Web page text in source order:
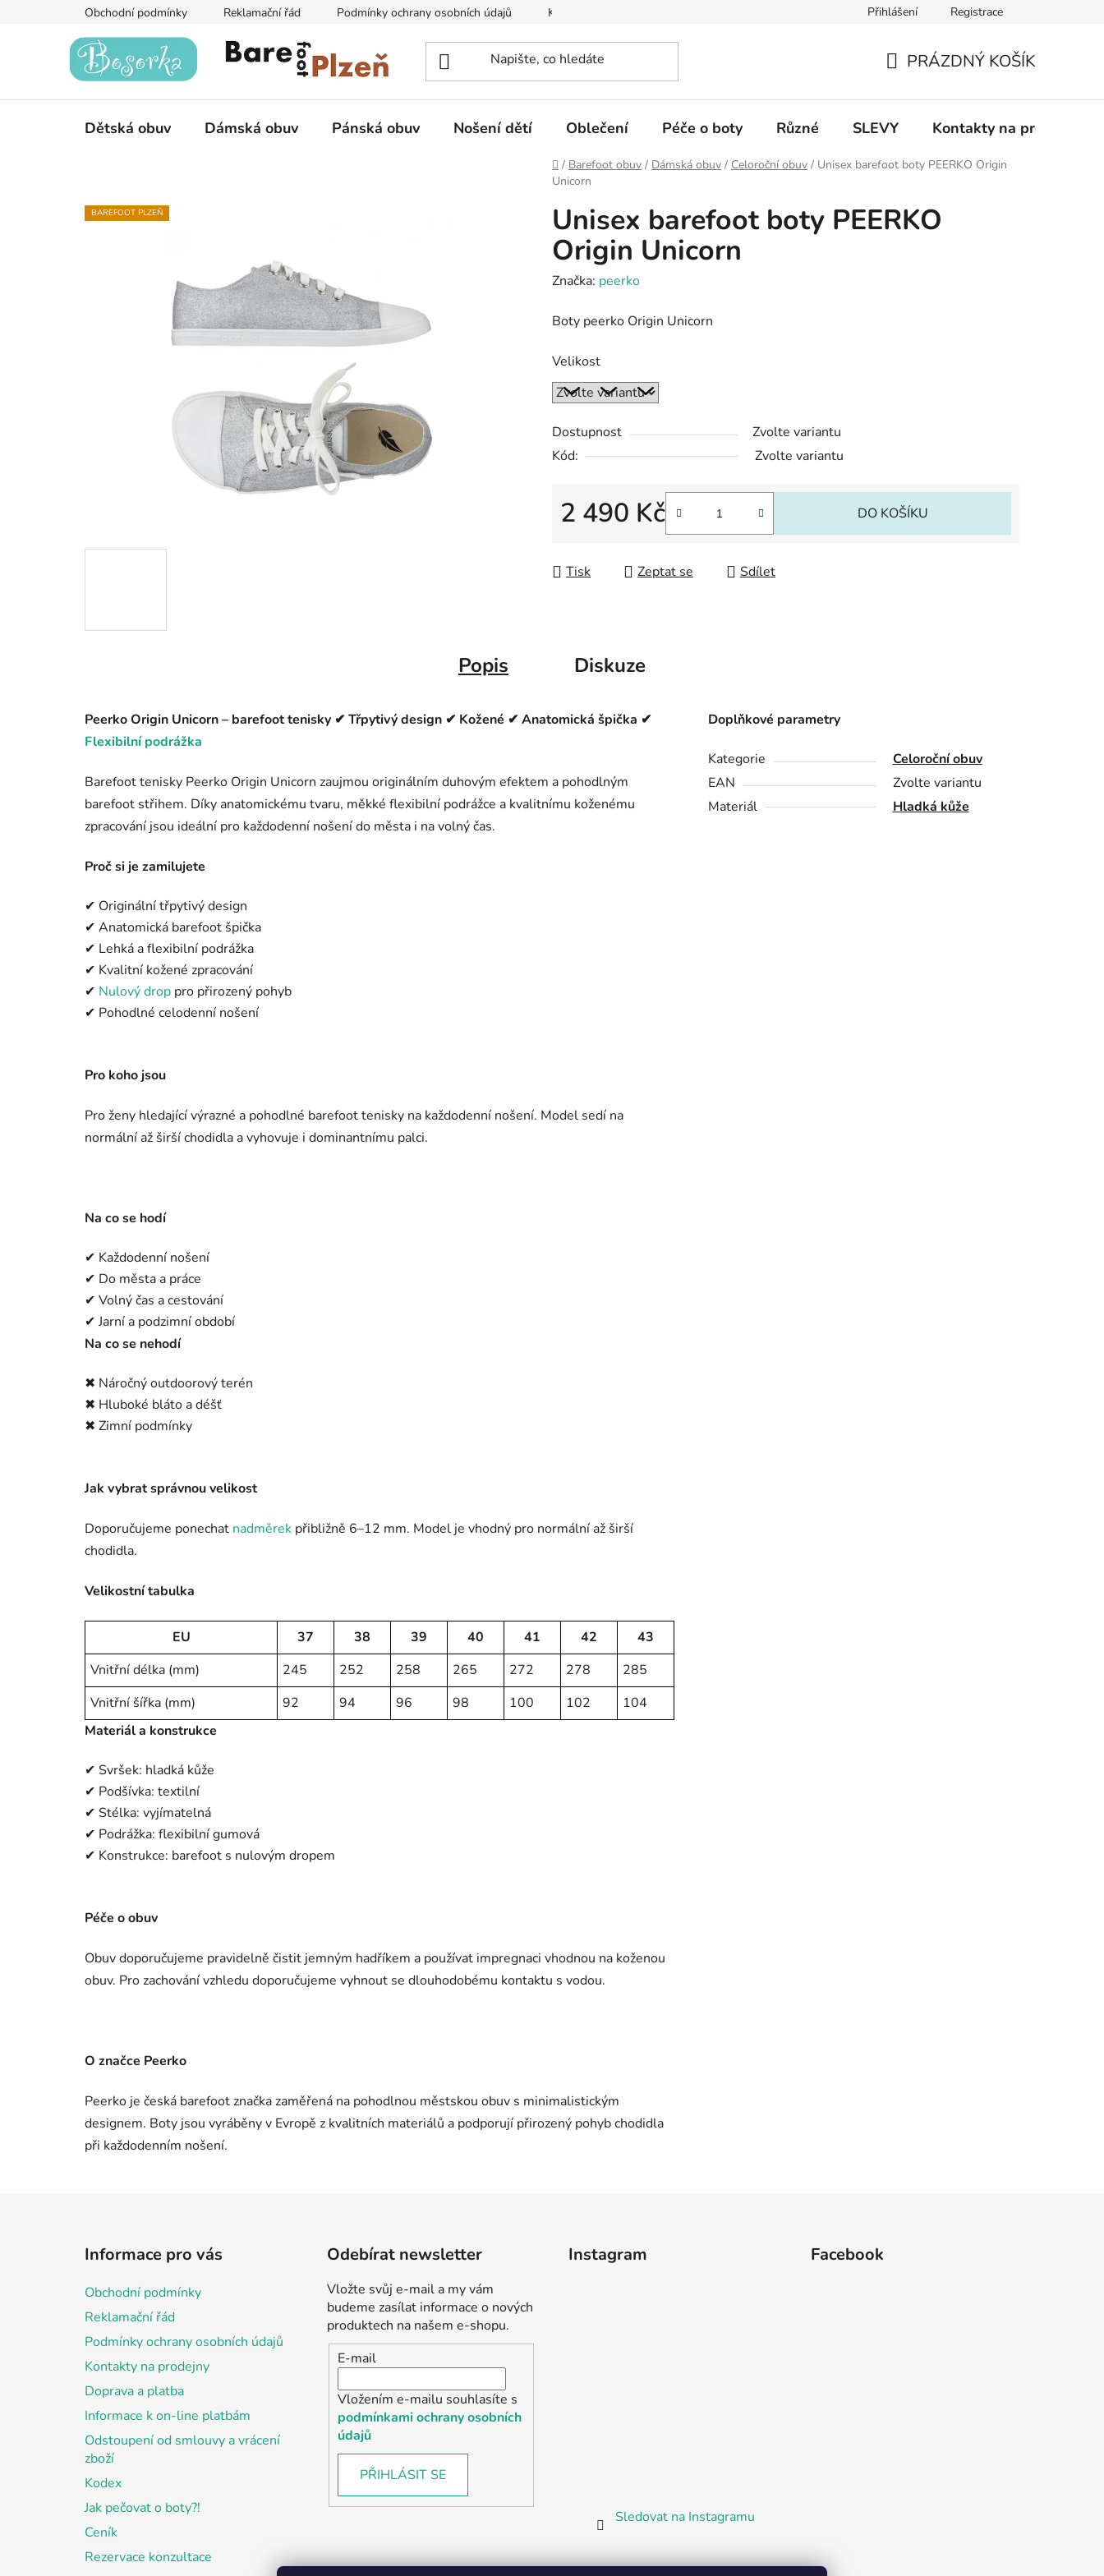
Obchodní podmínky Reklamační řád Podmínky ochrany osobních údajů Kontakty na prodejny Informace k on-line platbám Odstoupení od
Přihlášení Registrace
KOŠÍK
PRÁZDNÝ KOŠÍK
Dětská obuv Dámská obuv Pánská obuv Nošení dětí Oblečení Péče o boty Různé SLEVY Kontakty na prodejny
Domů
/ Barefoot obuv / Dámská obuv / Celoroční obuv / Unisex barefoot boty PEERKO Origin
Unicorn
Unisex barefoot boty PEERKO
Origin Unicorn
Značka: peerko
Boty peerko Origin Unicorn
Velikost
Dostupnost
Zvolte variantu
Kód:
Zvolte variantu
2 490 Kč DO KOŠÍKU
Tisk Zeptat se Sdílet
BAREFOOT PLZEŇ
Popis Diskuze
Peerko Origin Unicorn – barefoot tenisky ✔ Třpytivý design ✔ Kožené ✔ Anatomická špička ✔
Flexibilní podrážka
Barefoot tenisky Peerko Origin Unicorn zaujmou originálním duhovým efektem a pohodlným
barefoot střihem. Díky anatomickému tvaru, měkké flexibilní podrážce a kvalitnímu koženému
zpracování jsou ideální pro každodenní nošení do města i na volný čas.
Proč si je zamilujete
✔ Originální třpytivý design
✔ Anatomická barefoot špička
✔ Lehká a flexibilní podrážka
✔ Kvalitní kožené zpracování
✔ Nulový drop pro přirozený pohyb
✔ Pohodlné celodenní nošení
Pro koho jsou
Pro ženy hledající výrazné a pohodlné barefoot tenisky na každodenní nošení. Model sedí na
normální až širší chodidla a vyhovuje i dominantnímu palci.
Na co se hodí
✔ Každodenní nošení
✔ Do města a práce
✔ Volný čas a cestování
✔ Jarní a podzimní období
Na co se nehodí
✖ Náročný outdoorový terén
✖ Hluboké bláto a déšť
✖ Zimní podmínky
Jak vybrat správnou velikost
Doporučujeme ponechat nadměrek přibližně 6–12 mm. Model je vhodný pro normální až širší
chodidla.
Velikostní tabulka
EU 37 38 39 40 41 42
43
Vnitřní délka (mm)
245 252 258 265 272 278
285
Vnitřní šířka (mm)
92 94 96 98 100 102
104
Materiál a konstrukce
✔ Svršek: hladká kůže
✔ Podšívka: textilní
✔ Stélka: vyjímatelná
✔ Podrážka: flexibilní gumová
✔ Konstrukce: barefoot s nulovým dropem
Péče o obuv
Obuv doporučujeme pravidelně čistit jemným hadříkem a používat impregnaci vhodnou na koženou
obuv. Pro zachování vzhledu doporučujeme vyhnout se dlouhodobému kontaktu s vodou.
O značce Peerko
Peerko je česká barefoot značka zaměřená na pohodlnou městskou obuv s minimalistickým
designem. Boty jsou vyráběny v Evropě z kvalitních materiálů a podporují přirozený pohyb chodidla
při každodenním nošení.
Doplňkové parametry
Kategorie
Celoroční obuv
EAN
Zvolte variantu
Materiál
Hladká kůže
Informace pro vás
Obchodní podmínky
Reklamační řád
Podmínky ochrany osobních údajů
Kontakty na prodejny
Doprava a platba
Informace k on-line platbám
Odstoupení od smlouvy a vrácení
zboží
Kodex
Jak pečovat o boty?!
Ceník
Rezervace konzultace
Odebírat newsletter
Vložte svůj e-mail a my vám
budeme zasílat informace o nových
produktech na našem e-shopu.
E-mail
Vložením e-mailu souhlasíte s
podmínkami ochrany osobních
údajů
PŘIHLÁSIT SE
Instagram
Sledovat na Instagramu
Facebook